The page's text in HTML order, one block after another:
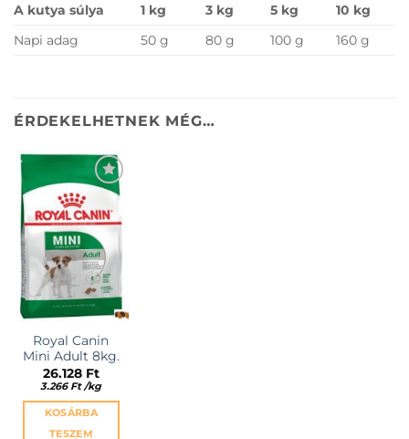
A kutya súlya 1 kg 3 kg 5 kg
10 kg
Napi adag
50 g 80 g 100 g 160 g
ÉRDEKELHETNEK MÉG…
KEDVENCEKHEZ
Royal Canin
Mini Adult 8kg.
26.128 Ft
3.266 Ft /kg
KOSÁRBA
TESZEM